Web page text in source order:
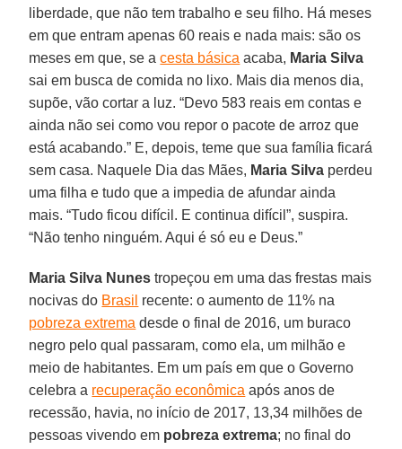
liberdade, que não tem trabalho e seu filho. Há meses
em que entram apenas 60 reais e nada mais: são os
meses em que, se acesta básica acaba, Maria Silva
sai em busca de comida no lixo. Mais dia menos dia,
supõe, vão cortar a luz. “Devo 583 reais em contas e
ainda não sei como vou repor o pacote de arroz que
está acabando.” E, depois, teme que sua família ficará
sem casa. Naquele Dia das Mães, Maria Silva perdeu
uma filha e tudo que a impedia de afundar ainda
mais. “Tudo ficou difícil. E continua difícil”, suspira.
“Não tenho ninguém. Aqui é só eu e Deus.”
Maria Silva Nunes tropeçou em uma das frestas mais
nocivas do Brasil recente: o aumento de 11% na
pobreza extrema desde o final de 2016, um buraco
negro pelo qual passaram, como ela, um milhão e
meio de habitantes. Em um país em que o Governo
celebra a recuperação econômica após anos de
recessão, havia, no início de 2017, 13,34 milhões de
pessoas vivendo em pobreza extrema; no final do